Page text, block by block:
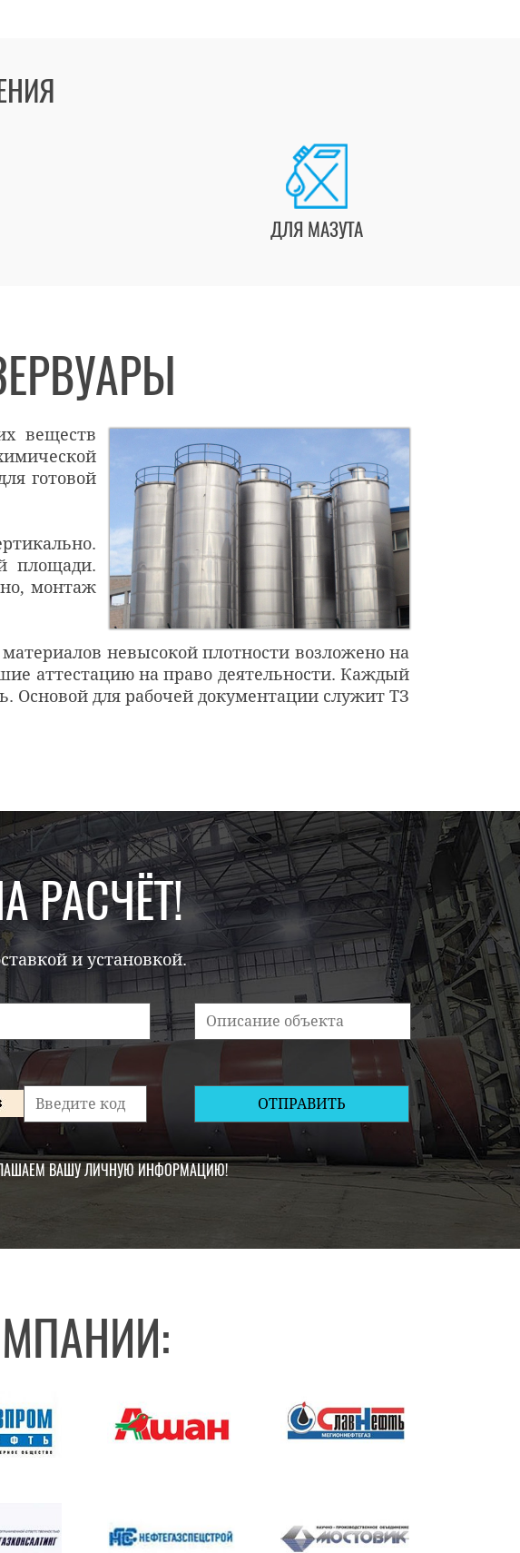
ДЛЯ МАЗУТА
веществ
готовой
площади.
монтаж
невысокой плотности возложено на
аттестацию на право деятельности. Каждый
Основой для рабочей документации служит ТЗ
РАСЧЁТ!
и установкой.
ВАШУ ЛИЧНУЮ ИНФОРМАЦИЮ!